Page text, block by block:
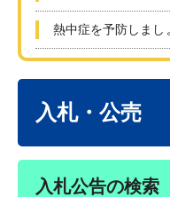
熱中症を予防しまし
入札・公売
入札公告の検索